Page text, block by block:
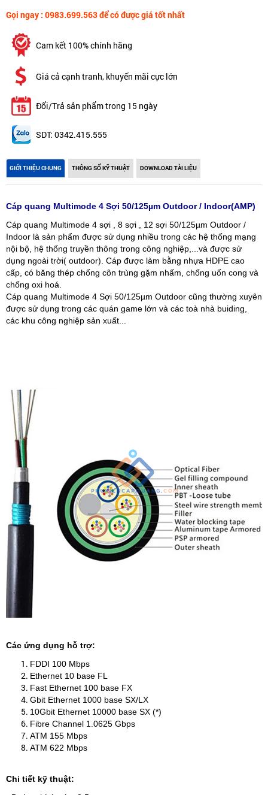
Gọi ngay : 0983.699.563 để có được giá tốt nhất
Cam kết 100% chính hãng
Giá cả cạnh tranh, khuyến mãi cực lớn
Đổi/Trả sản phẩm trong 15 ngày
SDT: 0342.415.555
GIỚI THIỆU CHUNG THÔNG SỐ KỸ THUẬT DOWNLOAD TÀI LIỆU
Cáp quang Multimode 4 Sợi 50/125µm Outdoor / Indoor(AMP)
Cáp quang Multimode 4 sợi , 8 sợi , 12 sợi 50/125µm Outdoor /
Indoor là sản phẩm được sử dụng nhiều trong các hệ thống mạng
nội bộ, hệ thống truyền thông trong công nghiệp,...và được sử
dụng ngoài trời( outdoor). Cáp được làm bằng nhựa HDPE cao
cấp, có băng thép chống côn trùng gặm nhấm, chống uốn cong và
chống oxi hoá.
Cáp quang Multimode 4 Sợi 50/125µm Outdoor cũng thường xuyên
được sử dụng trong các quán game lớn và các toà nhà buiding,
các khu công nghiệp sản xuất...
Các ứng dụng hỗ trợ:
FDDI 100 Mbps
Ethernet 10 base FL
Fast Ethernet 100 base FX
Gbit Ethernet 1000 base SX/LX
10Gbit Ethernet 10000 base SX (*)
Fibre Channel 1.0625 Gbps
ATM 155 Mbps
ATM 622 Mbps
Chi tiết kỹ thuật: